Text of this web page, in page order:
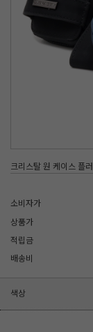
크리스탈 원 케이스 플
소비자가
상품가
적립금
배송비
색상